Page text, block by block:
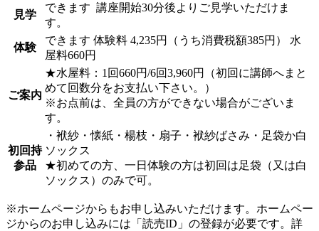
見学
できます 講座開始30分後よりご見学いただけま
す。
体験
できます 体験料 4,235円（うち消費税額385円） 水
屋料660円
ご案内
★水屋料：1回660円/6回3,960円（初回に講師へまと
めて回数分をお支払い下さい。）
※お点前は、全員の方ができない場合がございま
す。
初回持
参品
・袱紗・懐紙・楊枝・扇子・袱紗ばさみ・足袋か白
ソックス
★初めての方、一日体験の方は初回は足袋（又は白
ソックス）のみで可。
※ホームページからもお申し込みいただけます。ホームペー
ジからのお申し込みには「読売ID」の登録が必要です。詳